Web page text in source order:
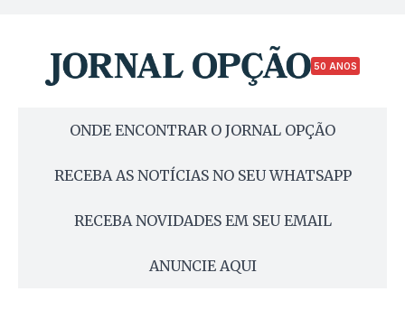
50 ANOS
ONDE ENCONTRAR O JORNAL OPÇÃO
RECEBA AS NOTÍCIAS NO SEU WHATSAPP
RECEBA NOVIDADES EM SEU EMAIL
ANUNCIE AQUI